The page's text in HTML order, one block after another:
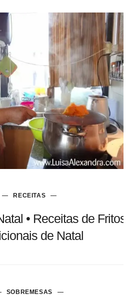
RECEITAS
• Receitas de Fritos
de Natal
SOBREMESAS